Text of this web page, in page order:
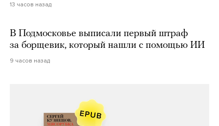
13 часов назад
В Подмосковье выписали первый штраф
за борщевик, который нашли с помощью ИИ
9 часов назад